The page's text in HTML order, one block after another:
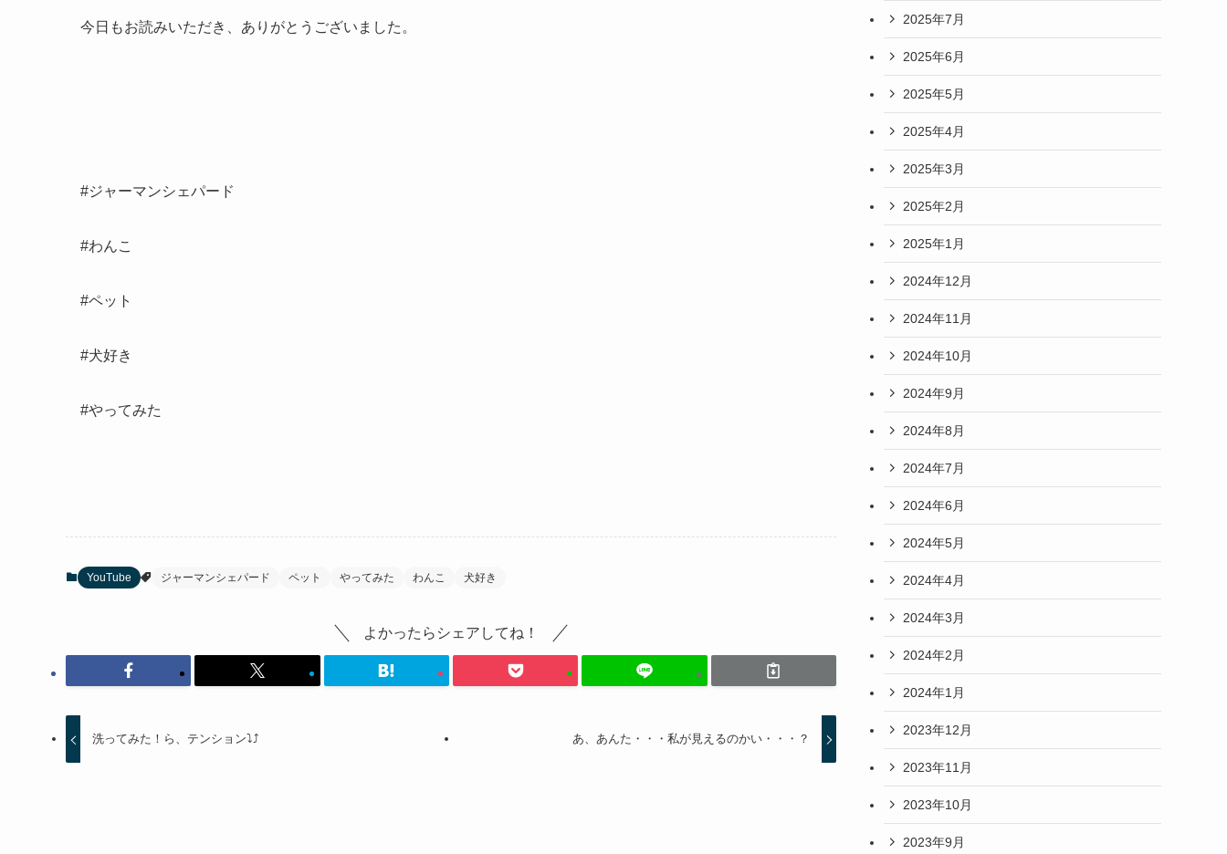
今日もお読みいただき、ありがとうございました。
#ジャーマンシェパード
#わんこ
#ペット
#犬好き
#やってみた
YouTube ジャーマンシェパード ペット やってみた わんこ 犬好き
よかったらシェアしてね！
洗ってみた！ら、テンション⤵⤴ あ、あんた・・・私が見えるのかい・・・？
2025年7月
2025年6月
2025年5月
2025年4月
2025年3月
2025年2月
2025年1月
2024年12月
2024年11月
2024年10月
2024年9月
2024年8月
2024年7月
2024年6月
2024年5月
2024年4月
2024年3月
2024年2月
2024年1月
2023年12月
2023年11月
2023年10月
2023年9月